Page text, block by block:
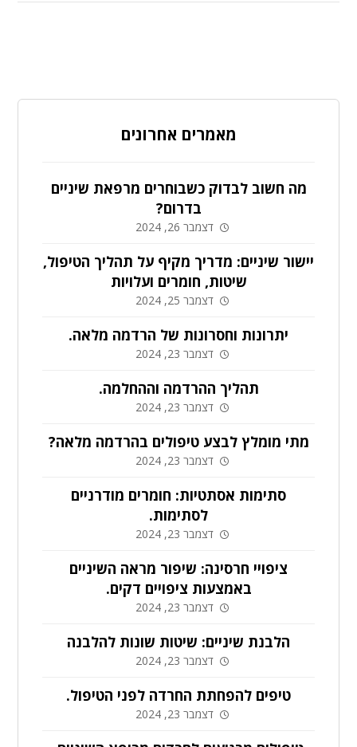
מאמרים אחרונים
מה חשוב לבדוק כשבוחרים מרפאת שיניים
בדרום?
דצמבר 26, 2024
יישור שיניים: מדריך מקיף על תהליך הטיפול,
שיטות, חומרים ועלויות
דצמבר 25, 2024
יתרונות וחסרונות של הרדמה מלאה.
דצמבר 23, 2024
תהליך ההרדמה וההחלמה.
דצמבר 23, 2024
מתי מומלץ לבצע טיפולים בהרדמה מלאה?
דצמבר 23, 2024
סתימות אסתטיות: חומרים מודרניים
לסתימות.
דצמבר 23, 2024
ציפויי חרסינה: שיפור מראה השיניים
באמצעות ציפויים דקים.
דצמבר 23, 2024
הלבנת שיניים: שיטות שונות להלבנה
דצמבר 23, 2024
טיפים להפחתת החרדה לפני הטיפול.
דצמבר 23, 2024